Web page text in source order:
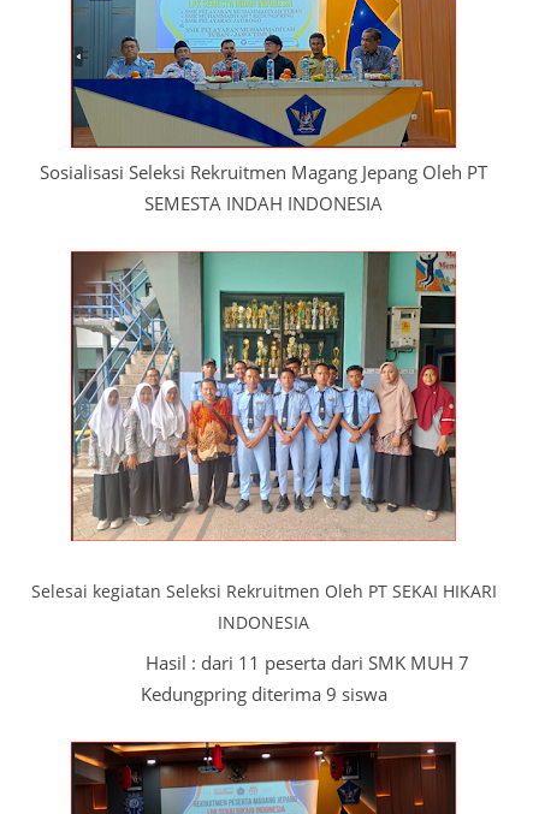
Sosialisasi Seleksi Rekruitmen Magang Jepang Oleh PT
SEMESTA INDAH INDONESIA
Selesai kegiatan Seleksi Rekruitmen Oleh PT SEKAI HIKARI
INDONESIA
Hasil : dari 11 peserta dari SMK MUH 7
Kedungpring diterima 9 siswa